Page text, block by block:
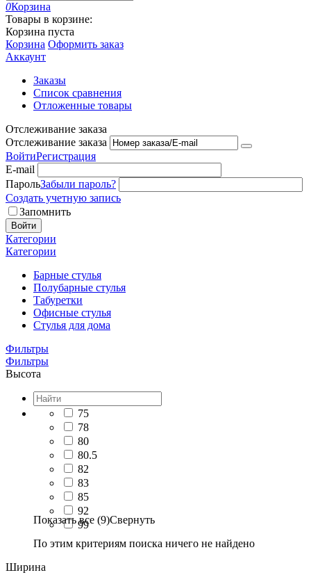
0Корзина
Товары в корзине:
Корзина пуста
Корзина Оформить заказ
Аккаунт
Заказы
Список сравнения
Отложенные товары
Отслеживание заказа
Отслеживание заказа
ВойтиРегистрация
E-mail
ПарольЗабыли пароль?
Создать учетную запись
Запомнить
Войти
Категории
Категории
Барные стулья
Полубарные стулья
Табуретки
Офисные стулья
Стулья для дома
Фильтры
Фильтры
Высота
75
78
80
80.5
82
83
85
92
99
Показать все (9)Свернуть
По этим критериям поиска ничего не найдено
Ширина